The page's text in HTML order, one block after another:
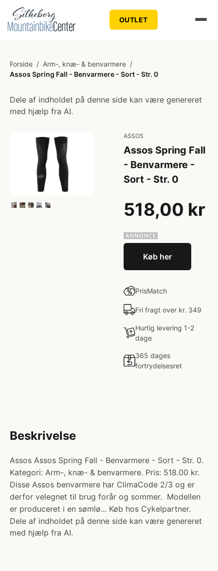
OUTLET
Forside / Arm-, knæ- & benvarmere /
Assos Spring Fall - Benvarmere - Sort - Str. 0
Dele af indholdet på denne side kan være genereret
med hjælp fra AI.
ASSOS
Assos Spring Fall
- Benvarmere -
Sort - Str. 0
518,00 kr
Køb her
PrisMatch
Fri fragt over kr. 349
Hurtig levering 1-2
dage
365 dages
fortrydelsesret
Beskrivelse
Assos Assos Spring Fall - Benvarmere - Sort - Str. 0.
Kategori: Arm-, knæ- & benvarmere. Pris: 518.00 kr.
Disse Assos benvarmere har ClimaCode 2/3 og er
derfor velegnet til brug forår og sommer. Modellen
er produceret i en sømlø... Køb hos Cykelpartner.
Dele af indholdet på denne side kan være genereret
med hjælp fra AI.